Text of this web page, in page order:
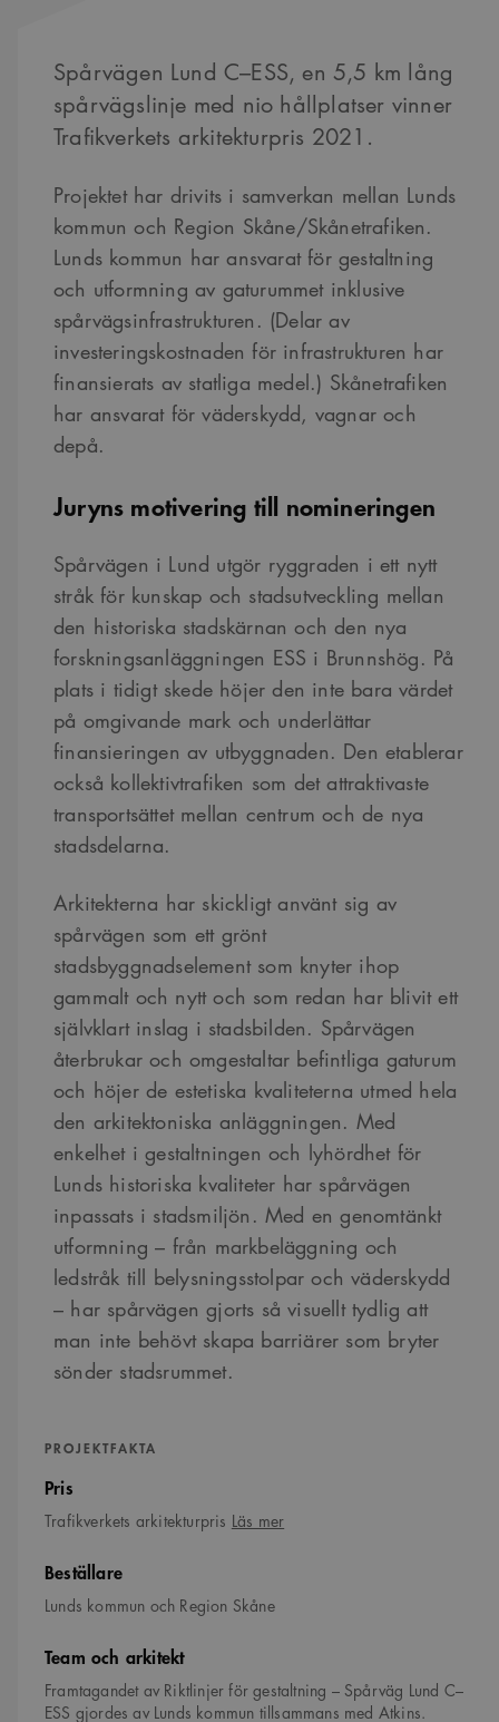
Spårvägen Lund C–ESS, en 5,5 km lång
spårvägslinje med nio hållplatser vinner
Trafikverkets arkitekturpris 2021.
Projektet har drivits i samverkan mellan Lunds
kommun och Region Skåne/Skånetrafiken.
Lunds kommun har ansvarat för gestaltning
och utformning av gaturummet inklusive
spårvägsinfrastrukturen. (Delar av
investeringskostnaden för infrastrukturen har
finansierats av statliga medel.) Skånetrafiken
har ansvarat för väderskydd, vagnar och
depå.
Juryns motivering till nomineringen
Spårvägen i Lund utgör ryggraden i ett nytt
stråk för kunskap och stadsutveckling mellan
den historiska stadskärnan och den nya
forskningsanläggningen ESS i Brunnshög. På
plats i tidigt skede höjer den inte bara värdet
på omgivande mark och underlättar
finansieringen av utbyggnaden. Den etablerar
också kollektivtrafiken som det attraktivaste
transportsättet mellan centrum och de nya
stadsdelarna.
Arkitekterna har skickligt använt sig av
spårvägen som ett grönt
stadsbyggnadselement som knyter ihop
gammalt och nytt och som redan har blivit ett
självklart inslag i stadsbilden. Spårvägen
återbrukar och omgestaltar befintliga gaturum
och höjer de estetiska kvaliteterna utmed hela
den arkitektoniska anläggningen. Med
enkelhet i gestaltningen och lyhördhet för
Lunds historiska kvaliteter har spårvägen
inpassats i stadsmiljön. Med en genomtänkt
utformning – från markbeläggning och
ledstråk till belysningsstolpar och väderskydd
– har spårvägen gjorts så visuellt tydlig att
man inte behövt skapa barriärer som bryter
sönder stadsrummet.
PROJEKTFAKTA
Pris
Trafikverkets arkitekturpris Läs merom
Beställare
Lunds kommun och Region Skåne
Team och arkitekt
Framtagandet av Riktlinjer för gestaltning – Spårväg Lund C–
ESS gjordes av Lunds kommun tillsammans med Atkins.